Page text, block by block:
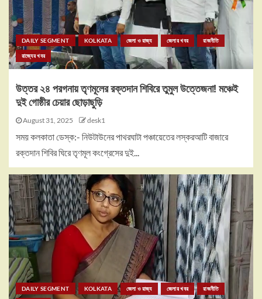
DAILY SEGMENT KOLKATA জেলা ও রাজ্য জেলার খবর রাজনীতি
রাজ্যের খবর
উত্তর ২৪ পরগনায় তৃণমূলের রক্তদান শিবিরে তুমুল উত্তেজনা! মঞ্চেই
দুই গোষ্ঠীর চেয়ার ছোড়াছুড়ি
August 31, 2025 desk1
সময় কলকাতা ডেস্ক:- নিউটাউনের পাথরঘাটা পঞ্চায়েতের লস্করআটি বাজারে
রক্তদান শিবির ঘিরে তৃণমূল কংগ্রেসের দুই...
DAILY SEGMENT KOLKATA জেলা ও রাজ্য জেলার খবর রাজনীতি